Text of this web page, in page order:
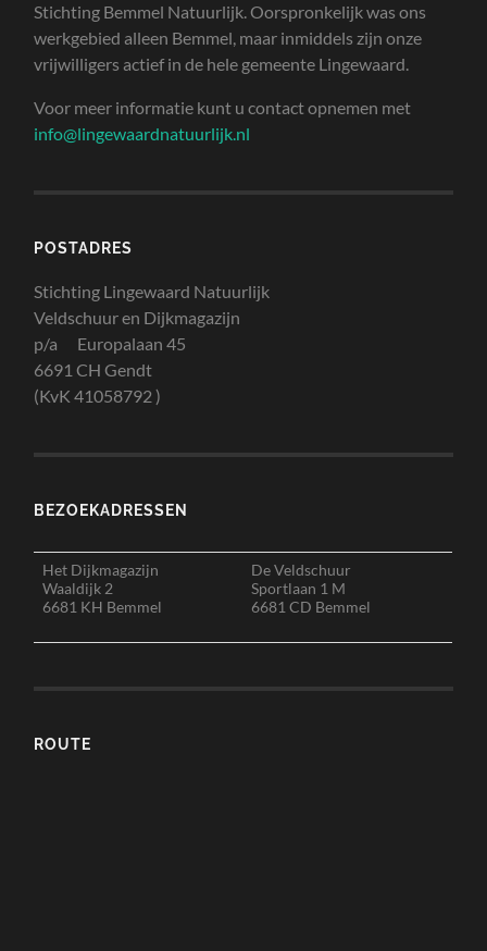
Stichting Bemmel Natuurlijk. Oorspronkelijk was ons
werkgebied alleen Bemmel, maar inmiddels zijn onze
vrijwilligers actief in de hele gemeente Lingewaard.
Voor meer informatie kunt u contact opnemen met
info@lingewaardnatuurlijk.nl
POSTADRES
Stichting Lingewaard Natuurlijk
Veldschuur en Dijkmagazijn
p/a Europalaan 45
6691 CH Gendt
(KvK 41058792 )
BEZOEKADRESSEN
Het Dijkmagazijn
Waaldijk 2
6681 KH Bemmel
De Veldschuur
Sportlaan 1 M
6681 CD Bemmel
ROUTE